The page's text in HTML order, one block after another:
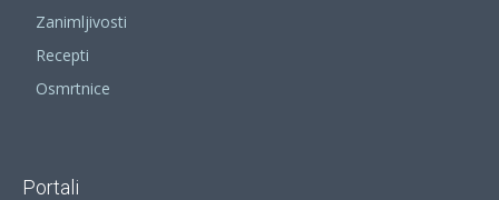
Zanimljivosti
Recepti
Osmrtnice
Portali